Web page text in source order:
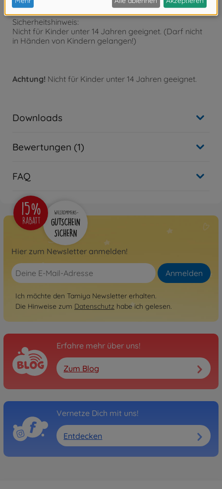
100ml Diorama
Sicherheitshinweis:
Nicht für Kinder unter 14 Jahren geeignet. (Darf nicht
in Händen von Kindern gelangen!)
Achtung! Nicht für Kinder unter 14 Jahren geeignet.
Downloads
Bewertungen (1)
FAQ
Hier zum Newsletter anmelden!
Anmelden
Ich möchte den Tamiya Newsletter erhalten.
Die Hinweise zum Datenschutz habe ich gelesen.
Erfahre mehr über uns!
Zum Blog
Vernetze Dich mit uns!
Entdecken